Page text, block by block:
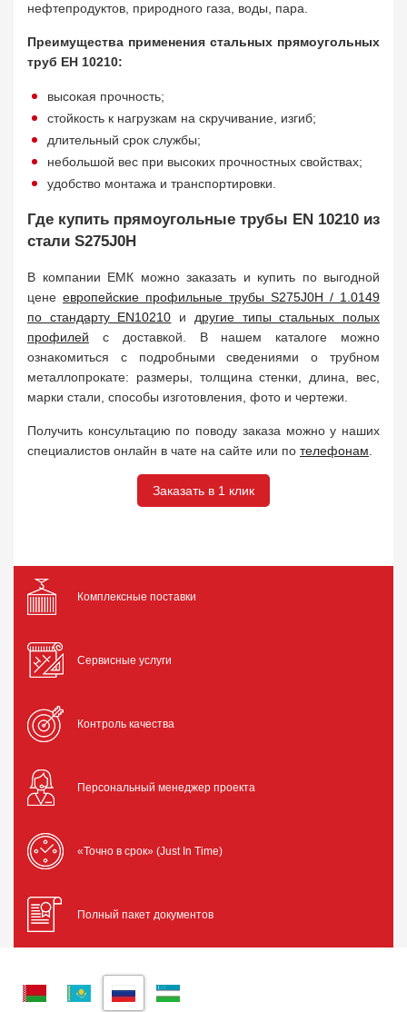
нефтепродуктов, природного газа, воды, пара.
Преимущества применения стальных прямоугольных
труб ЕН 10210:
высокая прочность;
стойкость к нагрузкам на скручивание, изгиб;
длительный срок службы;
небольшой вес при высоких прочностных свойствах;
удобство монтажа и транспортировки.
Где купить прямоугольные трубы EN 10210 из
стали S275J0H
В компании ЕМК можно заказать и купить по выгодной
цене европейские профильные трубы S275J0H / 1.0149
по стандарту EN10210 и другие типы стальных полых
профилей с доставкой. В нашем каталоге можно
ознакомиться с подробными сведениями о трубном
металлопрокате: размеры, толщина стенки, длина, вес,
марки стали, способы изготовления, фото и чертежи.
Получить консультацию по поводу заказа можно у наших
специалистов онлайн в чате на сайте или по телефонам
Заказать в 1 клик
Комплексные поставки
Сервисные услуги
Контроль качества
Персональный менеджер проекта
«Точно в срок» (Just In Time)
Полный пакет документов